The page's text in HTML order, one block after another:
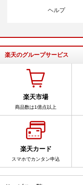
ヘルプ
楽天のグループサービス
楽天市場
商品数は1億点以上
楽天カード
スマホでカンタン申込